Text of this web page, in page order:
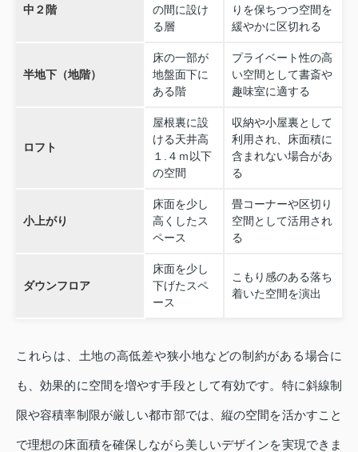
中２階
の間に設け
る層
りを保ちつつ空間を
緩やかに区切れる
半地下（地階）
床の一部が
地盤面下に
ある階
プライベート性の高
い空間として書斎や
趣味室に適する
ロフト
屋根裏に設
ける天井高
１.４ｍ以下
の空間
収納や小屋裏として
利用され、床面積に
含まれない場合があ
る
小上がり
床面を少し
高くしたス
ペース
畳コーナーや区切り
空間として活用され
る
ダウンフロア
床面を少し
下げたスペ
ース
こもり感のある落ち
着いた空間を演出
これらは、土地の高低差や狭小地などの制約がある場合に
も、効果的に空間を増やす手段として有効です。特に斜線制
限や容積率制限が厳しい都市部では、縦の空間を活かすこと
で理想の床面積を確保しながら美しいデザインを実現できま